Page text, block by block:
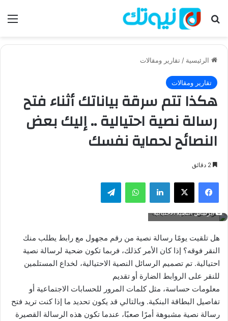
بحث عن
الرئيسية / تقارير ومقالات
تقارير ومقالات
هكذا تتم سرقة بياناتك أثناء فتح
رسالة نصية احتيالية .. إليك بعض
النصائح لحماية نفسك
فيسبوك ‫X لينكدإن واتساب تيلقرام
الرسائل النصية الاحتيالية
هل تلقيت يومًا رسالة نصية من رقم مجهول مع رابط يطلب منك
النقر فوقه؟ إذا كان الأمر كذلك، فربما تكون ضحية لرسالة نصية
احتيالية. تم تصميم الرسائل النصية الاحتيالية، لخداع المستلمين
للنقر على الروابط الضارة أو تقديم
معلومات حساسة، مثل كلمات المرور للحسابات الاجتماعية أو
تفاصيل البطاقة البنكية. وبالتالي قد يكون تحديد ما إذا كنت تريد فتح
رسالة نصية مشبوهة أمرًا صعبًا، عندما تكون هذه الرسالة القصيرة